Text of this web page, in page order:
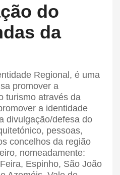
do
da
Regional, é uma
promover a
turismo através da
a identidade
divulgação/defesa do
pessoas,
concelhos da região
nomeadamente:
Espinho, São João